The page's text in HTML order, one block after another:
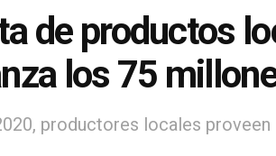
de productos
los 75
productores locales